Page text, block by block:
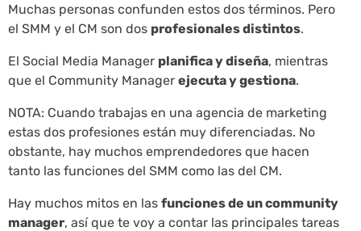
Muchas personas confunden estos dos términos. Pero
el SMM y el CM son dos profesionales distintos.
El Social Media Manager planifica y diseña, mientras
que el Community Manager ejecuta y gestiona.
NOTA: Cuando trabajas en una agencia de marketing
estas dos profesiones están muy diferenciadas. No
obstante, hay muchos emprendedores que hacen
tanto las funciones del SMM como las del CM.
Hay muchos mitos en las funciones de un community
manager, así que te voy a contar las principales tareas